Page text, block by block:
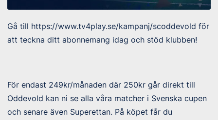
Gå till https://www.tv4play.se/kampanj/scoddevold för
att teckna ditt abonnemang idag och stöd klubben!
För endast 249kr/månaden där 250kr går direkt till
Oddevold kan ni se alla våra matcher i Svenska cupen
och senare även Superettan. På köpet får du